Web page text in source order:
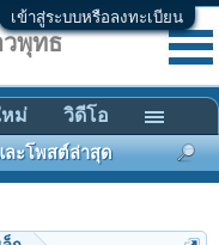
เข้าสู่ระบบหรือลงทะเบียน
พุทธ
ละโพสต์ล่าสุด
หม่ วิดีโอ